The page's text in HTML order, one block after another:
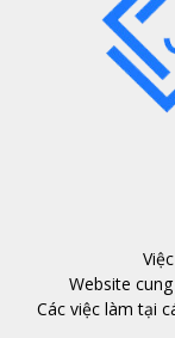
Website
Các việc làm tại